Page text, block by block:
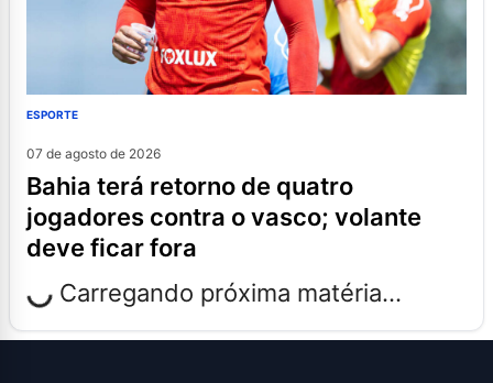
ESPORTE
07 de agosto de 2026
bahia terá retorno de quatro
jogadores contra o vasco; volante
deve ficar fora
Carregando próxima matéria...